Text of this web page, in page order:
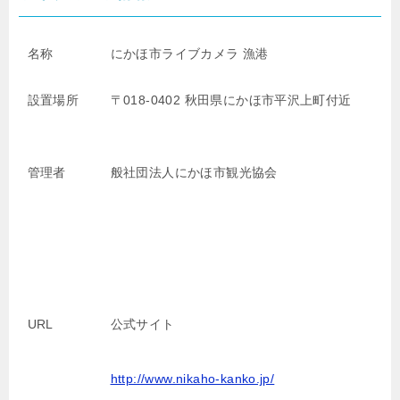
名称 にかほ市ライブカメラ 漁港
設置場所 〒018-0402 秋田県にかほ市平沢上町付近
管理者 般社団法人にかほ市観光協会
URL 公式サイト
http://www.nikaho-kanko.jp/